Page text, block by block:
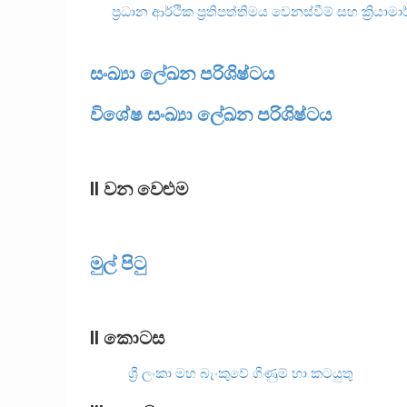
ප්‍රධාන ආර්ථික ප්‍රතිපත්තිමය වෙනස්වීම් සහ
සංඛ්‍යා ලේඛන පරිශිෂ්ටය
විශේෂ සංඛ්‍යා ලේඛන පරිශිෂ්ටය
II වන වෙළුම
මුල් පිටු
II කොටස
ශ්‍රී ලංකා මහ බැංකුවේ ගිණුම් හා කටයුතු